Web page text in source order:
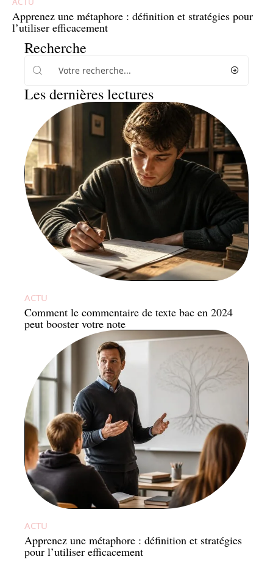
Apprenez une métaphore : définition et stratégies pour
l’utiliser efficacement
Recherche
Les dernières lectures
ACTU
Comment le commentaire de texte bac en 2024
peut booster votre note
ACTU
Apprenez une métaphore : définition et stratégies
pour l’utiliser efficacement